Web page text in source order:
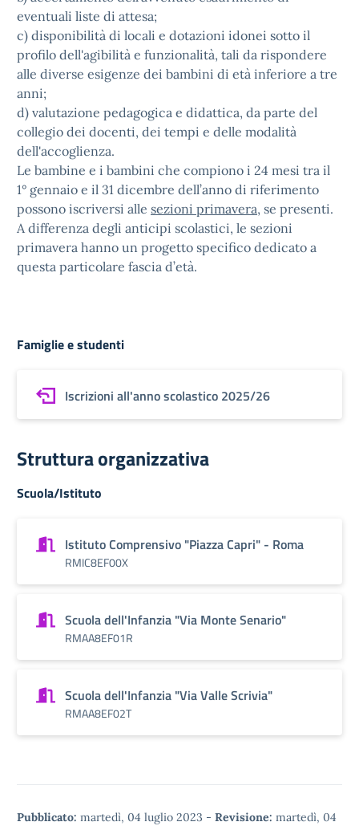
eventuali liste di attesa;
c) disponibilità di locali e dotazioni idonei sotto il
profilo dell'agibilità e funzionalità, tali da rispondere
alle diverse esigenze dei bambini di età inferiore a tre
anni;
d) valutazione pedagogica e didattica, da parte del
collegio dei docenti, dei tempi e delle modalità
dell'accoglienza.
Le bambine e i bambini che compiono i 24 mesi tra il
1° gennaio e il 31 dicembre dell’anno di riferimento
possono iscriversi alle sezioni primavera, se presenti.
A differenza degli anticipi scolastici, le sezioni
primavera hanno un progetto specifico dedicato a
questa particolare fascia d’età.
Famiglie e studenti
Iscrizioni all'anno scolastico 2025/26
Struttura organizzativa
Scuola/Istituto
Istituto Comprensivo "Piazza Capri" - Roma
RMIC8EF00X
Scuola dell'Infanzia "Via Monte Senario"
RMAA8EF01R
Scuola dell'Infanzia "Via Valle Scrivia"
RMAA8EF02T
Pubblicato: martedì, 04 luglio 2023 - Revisione: martedì, 04